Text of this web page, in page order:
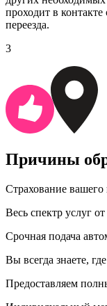
проходит в
переезда.
3
Причины
Страхование
Весь спектр услуг
Срочная подача
Вы всегда знаете,
Предоставляем